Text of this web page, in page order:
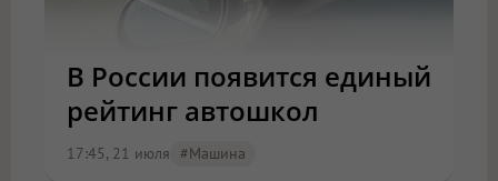
В России появится единый
рейтинг автошкол
17:45, 21 июля #машина